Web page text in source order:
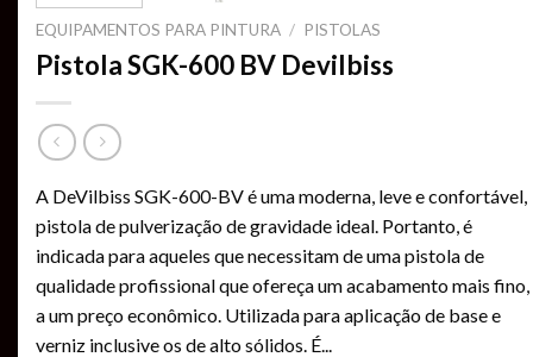
EQUIPAMENTOS PARA PINTURA / PISTOLAS
Pistola SGK-600 BV Devilbiss
A DeVilbiss SGK-600-BV é uma moderna, leve e confortável,
pistola de pulverização de gravidade ideal. Portanto, é
indicada para aqueles que necessitam de uma pistola de
qualidade profissional que ofereça um acabamento mais fino,
a um preço econômico. Utilizada para aplicação de base e
verniz inclusive os de alto sólidos. É